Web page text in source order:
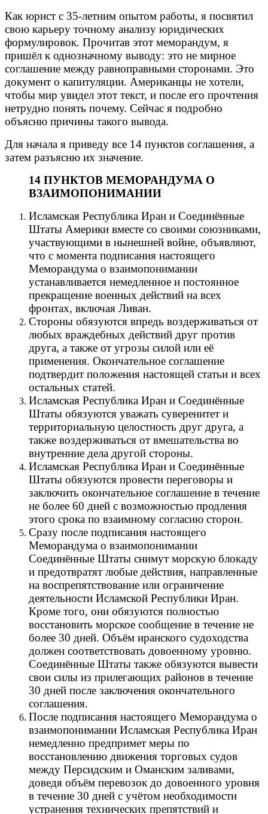
Как юрист с 35-летним опытом работы, я посвятил
свою карьеру точному анализу юридических
формулировок. Прочитав этот меморандум, я
пришёл к однозначному выводу: это не мирное
соглашение между равноправными сторонами. Это
документ о капитуляции. Американцы не хотели,
чтобы мир увидел этот текст, и после его прочтения
нетрудно понять почему. Сейчас я подробно
объясню причины такого вывода.
Для начала я приведу все 14 пунктов соглашения, а
затем разъясню их значение.
14 ПУНКТОВ МЕМОРАНДУМА О
ВЗАИМОПОНИМАНИИ
Исламская Республика Иран и Соединённые
Штаты Америки вместе со своими союзниками,
участвующими в нынешней войне, объявляют,
что с момента подписания настоящего
Меморандума о взаимопонимании
устанавливается немедленное и постоянное
прекращение военных действий на всех
фронтах, включая Ливан.
Стороны обязуются впредь воздерживаться от
любых враждебных действий друг против
друга, а также от угрозы силой или её
применения. Окончательное соглашение
подтвердит положения настоящей статьи и всех
остальных статей.
Исламская Республика Иран и Соединённые
Штаты обязуются уважать суверенитет и
территориальную целостность друг друга, а
также воздерживаться от вмешательства во
внутренние дела другой стороны.
Исламская Республика Иран и Соединённые
Штаты обязуются провести переговоры и
заключить окончательное соглашение в течение
не более 60 дней с возможностью продления
этого срока по взаимному согласию сторон.
Сразу после подписания настоящего
Меморандума о взаимопонимании
Соединённые Штаты снимут морскую блокаду
и предотвратят любые действия, направленные
на воспрепятствование или ограничение
деятельности Исламской Республики Иран.
Кроме того, они обязуются полностью
восстановить морское сообщение в течение не
более 30 дней. Объём иранского судоходства
должен соответствовать довоенному уровню.
Соединённые Штаты также обязуются вывести
свои силы из прилегающих районов в течение
30 дней после заключения окончательного
соглашения.
После подписания настоящего Меморандума о
взаимопонимании Исламская Республика Иран
немедленно предпримет меры по
восстановлению движения торговых судов
между Персидским и Оманским заливами,
доведя объём перевозок до довоенного уровня
в течение 30 дней с учётом необходимости
устранения технических препятствий и